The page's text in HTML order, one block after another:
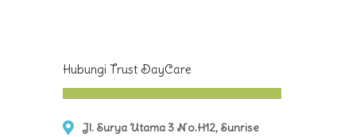
Hubungi Trust DayCare
Jl. Surya Utama 3 No.H12, Sunrise